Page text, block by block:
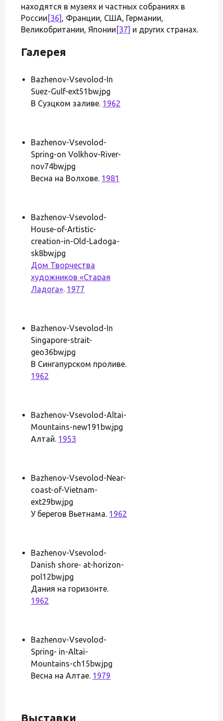
находятся в музеях и частных собраниях в
России [36] , Франции, США, Германии,
Великобритании, Японии [37] и других странах.
Галерея
Bazhenov-Vsevolod-In
Suez-Gulf-ext51bw.jpg
В Суэцком заливе. 1962
Bazhenov-Vsevolod-
Spring-on Volkhov-River-
nov74bw.jpg
Весна на Волхове. 1981
Bazhenov-Vsevolod-
House-of-Artistic-
creation-in-Old-Ladoga-
sk8bw.jpg
Дом Творчества
художников «Старая
Ладога». 1977
Bazhenov-Vsevolod-In
Singapore-strait-
geo36bw.jpg
В Сингапурском проливе.
1962
Bazhenov-Vsevolod-Altai-
Mountains-new191bw.jpg
Алтай. 1953
Bazhenov-Vsevolod-Near-
coast-of-Vietnam-
ext29bw.jpg
У берегов Вьетнама. 1962
Bazhenov-Vsevolod-
Danish shore- at-horizon-
pol12bw.jpg
Дания на горизонте.
1962
Bazhenov-Vsevolod-
Spring- in-Altai-
Mountains-ch15bw.jpg
Весна на Алтае. 1979
Выставки